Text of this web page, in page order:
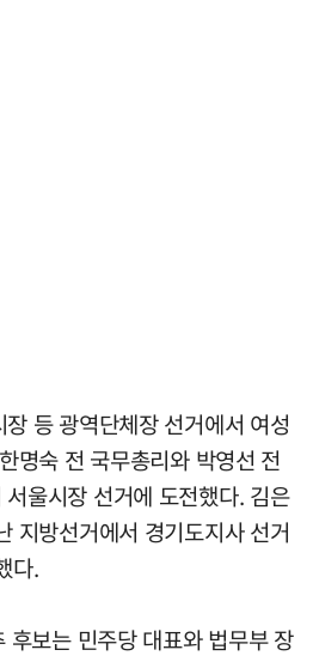
등 광역단체장 선거에서 여성
명숙 전 국무총리와 박영선 전
울시장 선거에 도전했다. 김은
지방선거에서 경기도지사 선거
다.
후보는 민주당 대표와 법무부 장